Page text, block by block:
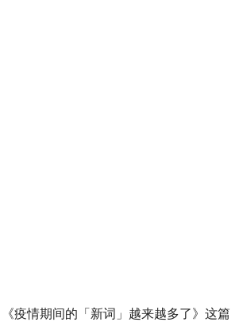
疫情期间的「新词」越来越多了》这篇